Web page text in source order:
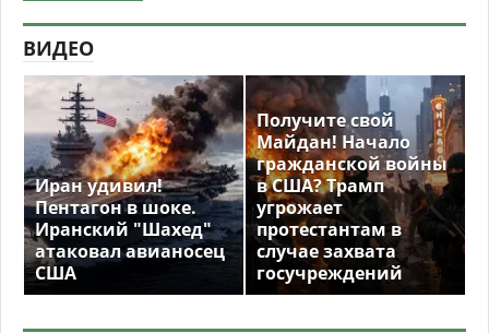
ВИДЕО
Иран удивил!
Пентагон в шоке.
Иранский "Шахед"
атаковал авианосец
США
Получите свой
Майдан! Начало
гражданской войны
в США? Трамп
угрожает
протестантам в
случае захвата
госучреждений